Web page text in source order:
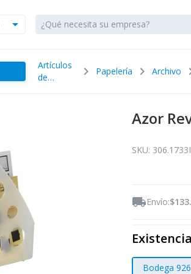
arrow_drop_down
Artículos
de
chevron_right Papelería chevron_right Archivo
Azor
SKU:
local_shippingEnvío:
Bodega 926